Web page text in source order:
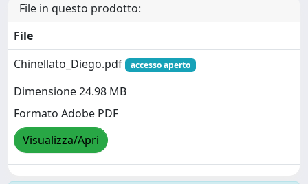
File in questo prodotto:
File
Chinellato_Diego.pdf
accesso aperto
Dimensione 24.98 MB
Formato Adobe PDF
Visualizza/Apri